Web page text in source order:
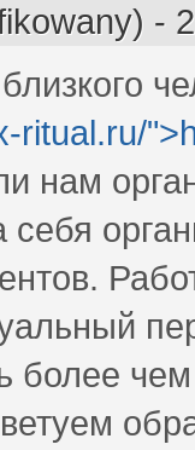
-
ritual.ru/
нам
себя
более